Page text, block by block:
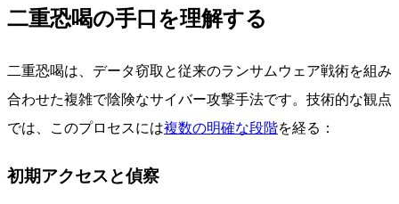
二重恐喝の手口を理解する
二重恐喝は、データ窃取と従来のランサムウェア戦術を組み
合わせた複雑で陰険なサイバー攻撃手法です。技術的な観点
では、このプロセスには複数の明確な段階を経る：
初期アクセスと偵察